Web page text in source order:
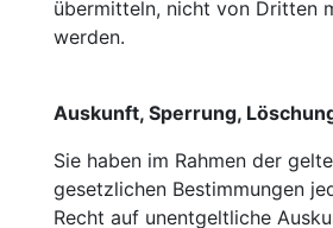
übermitteln, nicht von Dritten
werden.
Auskunft, Sperrung,
Sie haben im Rahmen der
gesetzlichen Bestimmungen
Recht auf unentgeltliche